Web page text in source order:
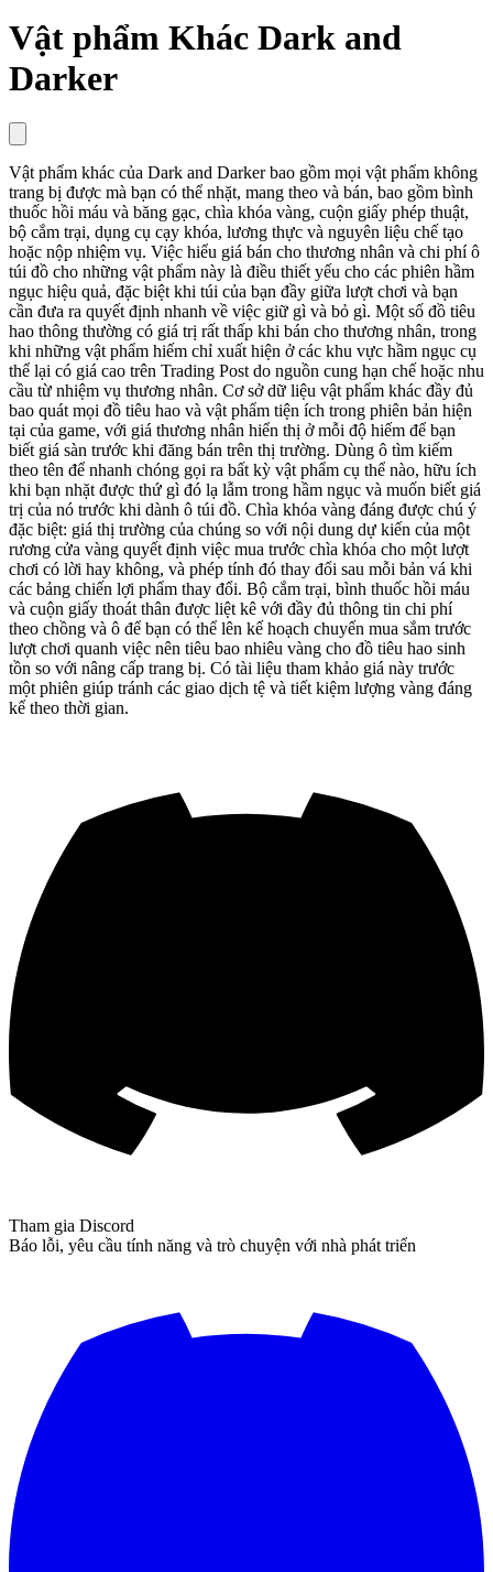
Vật phẩm Khác Dark and
Darker
Vật phẩm khác của Dark and Darker bao gồm mọi vật phẩm không
trang bị được mà bạn có thể nhặt, mang theo và bán, bao gồm bình
thuốc hồi máu và băng gạc, chìa khóa vàng, cuộn giấy phép thuật,
bộ cắm trại, dụng cụ cạy khóa, lương thực và nguyên liệu chế tạo
hoặc nộp nhiệm vụ. Việc hiểu giá bán cho thương nhân và chi phí ô
túi đồ cho những vật phẩm này là điều thiết yếu cho các phiên hầm
ngục hiệu quả, đặc biệt khi túi của bạn đầy giữa lượt chơi và bạn
cần đưa ra quyết định nhanh về việc giữ gì và bỏ gì. Một số đồ tiêu
hao thông thường có giá trị rất thấp khi bán cho thương nhân, trong
khi những vật phẩm hiếm chỉ xuất hiện ở các khu vực hầm ngục cụ
thể lại có giá cao trên Trading Post do nguồn cung hạn chế hoặc nhu
cầu từ nhiệm vụ thương nhân. Cơ sở dữ liệu vật phẩm khác đầy đủ
bao quát mọi đồ tiêu hao và vật phẩm tiện ích trong phiên bản hiện
tại của game, với giá thương nhân hiển thị ở mỗi độ hiếm để bạn
biết giá sàn trước khi đăng bán trên thị trường. Dùng ô tìm kiếm
theo tên để nhanh chóng gọi ra bất kỳ vật phẩm cụ thể nào, hữu ích
khi bạn nhặt được thứ gì đó lạ lẫm trong hầm ngục và muốn biết giá
trị của nó trước khi dành ô túi đồ. Chìa khóa vàng đáng được chú ý
đặc biệt: giá thị trường của chúng so với nội dung dự kiến của một
rương cửa vàng quyết định việc mua trước chìa khóa cho một lượt
chơi có lời hay không, và phép tính đó thay đổi sau mỗi bản vá khi
các bảng chiến lợi phẩm thay đổi. Bộ cắm trại, bình thuốc hồi máu
và cuộn giấy thoát thân được liệt kê với đầy đủ thông tin chi phí
theo chồng và ô để bạn có thể lên kế hoạch chuyến mua sắm trước
lượt chơi quanh việc nên tiêu bao nhiêu vàng cho đồ tiêu hao sinh
tồn so với nâng cấp trang bị. Có tài liệu tham khảo giá này trước
một phiên giúp tránh các giao dịch tệ và tiết kiệm lượng vàng đáng
kể theo thời gian.
Tham gia Discord
Báo lỗi, yêu cầu tính năng và trò chuyện với nhà phát triển